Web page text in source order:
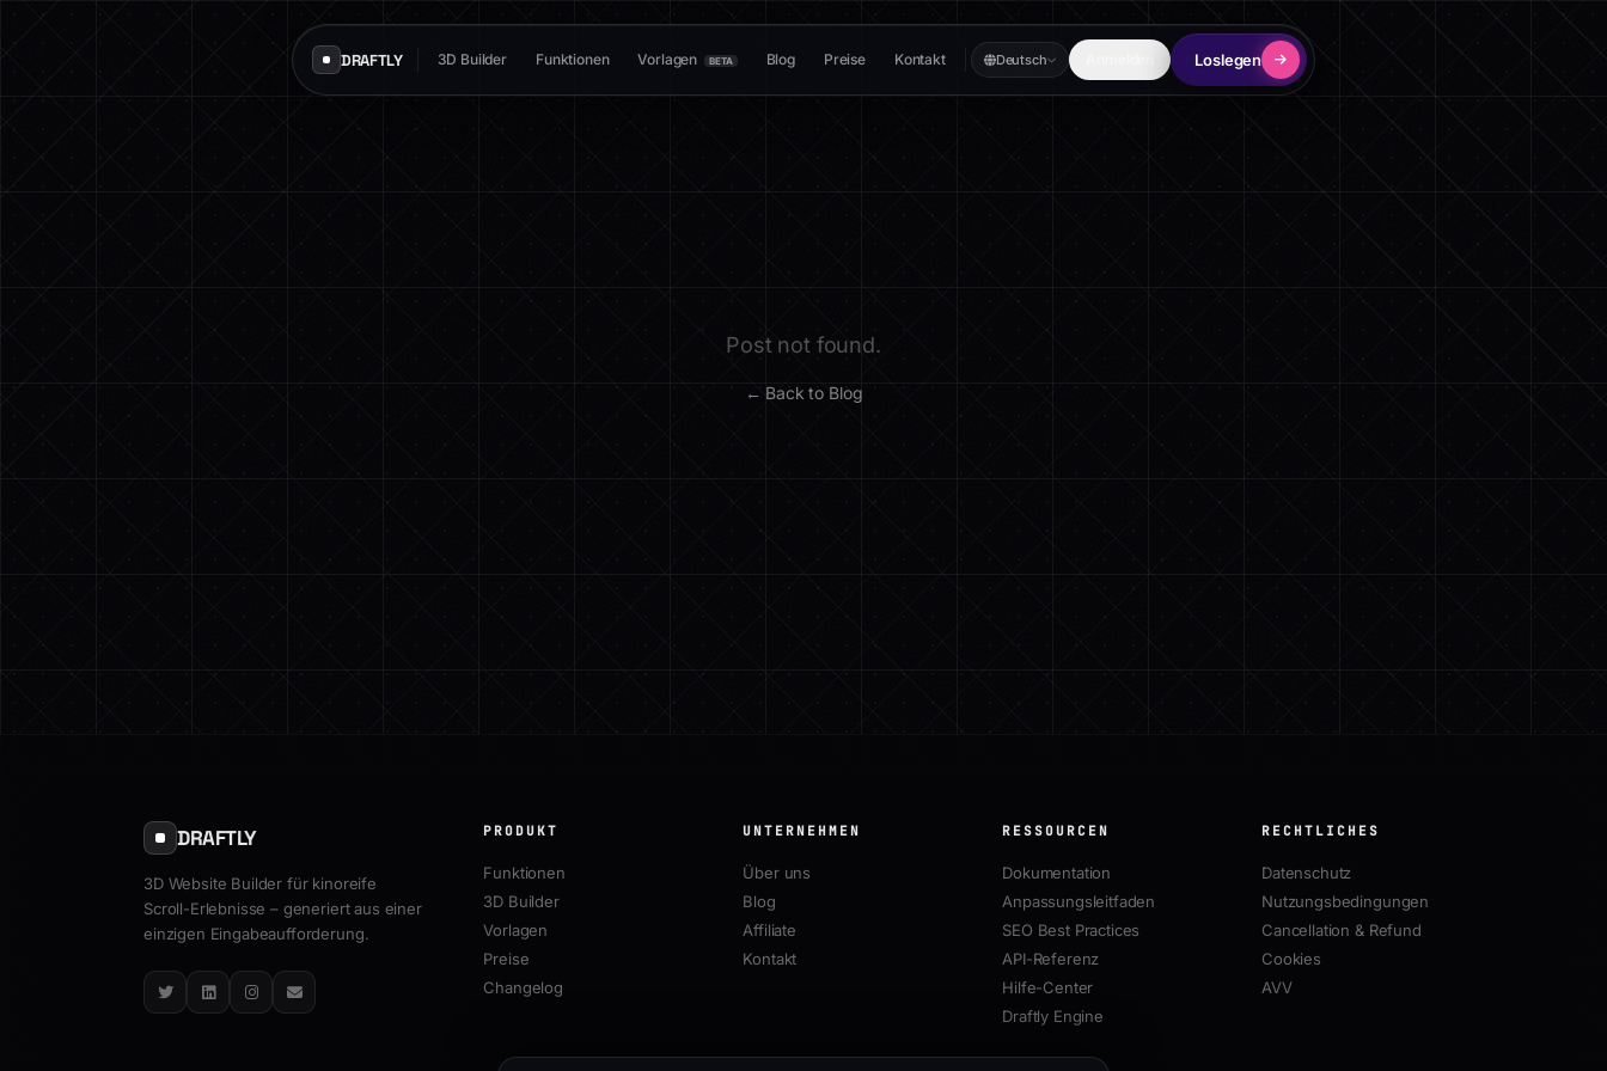
DRAFTLY 3D Builder Funktionen Vorlagen BETA Blog Preise Kontakt Deutsch Loslegen
Post not found.
← Back to Blog
DRAFTLY
3D Website Builder für kinoreife
Scroll-Erlebnisse – generiert aus einer
einzigen Eingabeaufforderung.
TwitterLinkedInInstagram
Email
PRODUKT
Funktionen
3D Builder
Vorlagen
Preise
Changelog
UNTERNEHMEN
Über uns
Blog
Affiliate
Kontakt
RESSOURCEN
Dokumentation
Anpassungsleitfaden
SEO Best Practices
API-Referenz
Hilfe-Center
Draftly Engine
RECHTLICHES
Datenschutz
Nutzungsbedingungen
Cancellation & Refund
Cookies
AVV